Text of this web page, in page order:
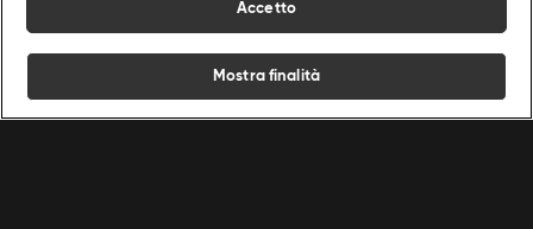
Accetto
Mostra finalità